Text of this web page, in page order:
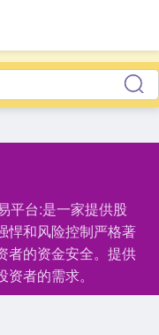
平台:是一家提供股
悍和风险控制严格著
者的资金安全。提供
者的需求。